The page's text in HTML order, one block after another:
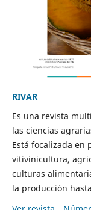
RIVAR
Es una revista
las ciencias
Está focalizada
vitivinicultura,
culturas
la producción